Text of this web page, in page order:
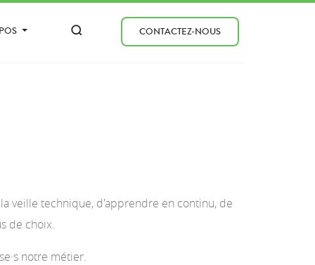
CONTACTEZ-NOUS
veille technique, d'apprendre en continu, de
de choix.
notre métier.